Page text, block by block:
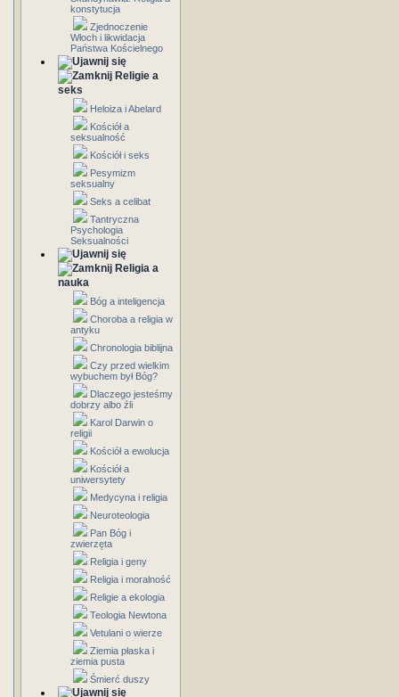
konstytucja
Zjednoczenie
Włoch i likwidacja
Państwa Kościelnego
Religie a
seks
Heloiza i Abelard
Kościół a
seksualność
Kościół i seks
Pesymizm
seksualny
Seks a celibat
Tantryczna
Psychologia
Seksualności
Religia a
nauka
Bóg a inteligencja
Choroba a religia w
antyku
Chronologia biblijna
Czy przed wielkim
wybuchem był Bóg?
Dlaczego jesteśmy
dobrzy albo źli
Karol Darwin o
religii
Kościół a ewolucja
Kościół a
uniwersytety
Medycyna i religia
Neuroteologia
Pan Bóg i
zwierzęta
Religia i geny
Religia i moralność
Religie a ekologia
Teologia Newtona
Vetulani o wierze
Ziemia płaska i
ziemia pusta
Śmierć duszy